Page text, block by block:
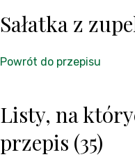
Sałatka z
Powrót do przepisu
Listy, na
przepis (35)